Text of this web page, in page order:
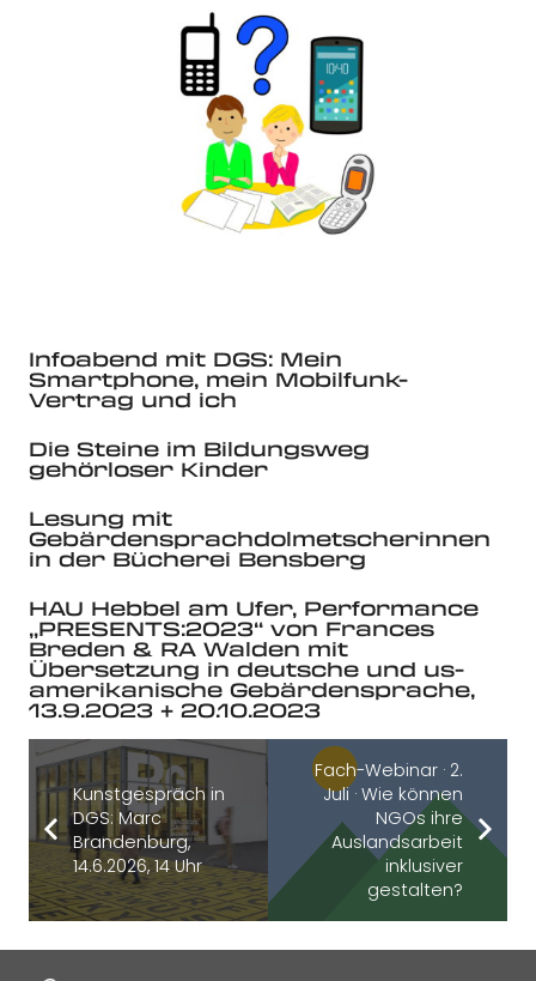
Infoabend mit DGS: Mein
Smartphone, mein Mobilfunk-
Vertrag und ich
Die Steine im Bildungsweg
gehörloser Kinder
Lesung mit
Gebärdensprachdolmetscherinnen
in der Bücherei Bensberg
HAU Hebbel am Ufer, Performance
„PRESENTS:2023“ von Frances
Breden & RA Walden mit
Übersetzung in deutsche und us-
amerikanische Gebärdensprache,
13.9.2023 + 20.10.2023
Kunstgespräch in
DGS: Marc
Brandenburg,
14.6.2026, 14 Uhr
Fach-Webinar · 2.
Juli · Wie können
NGOs ihre
Auslandsarbeit
inklusiver
gestalten?